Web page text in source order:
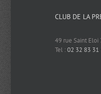
CLUB DE LA
49 rue Saint Eloi
Tel :02 32 83 31